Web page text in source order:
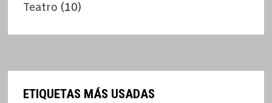
Teatro (10)
ETIQUETAS MÁS USADAS